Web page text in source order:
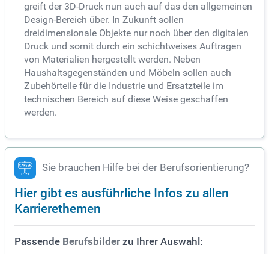
greift der 3D-Druck nun auch auf das den allgemeinen
Design-Bereich über. In Zukunft sollen
dreidimensionale Objekte nur noch über den digitalen
Druck und somit durch ein schichtweises Auftragen
von Materialien hergestellt werden. Neben
Haushaltsgegenständen und Möbeln sollen auch
Zubehörteile für die Industrie und Ersatzteile im
technischen Bereich auf diese Weise geschaffen
werden.
Sie brauchen Hilfe bei der Berufsorientierung?
Hier gibt es ausführliche Infos zu allen
Karrierethemen
Passende Berufsbilder zu Ihrer Auswahl: